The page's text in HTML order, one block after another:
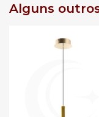
Alguns